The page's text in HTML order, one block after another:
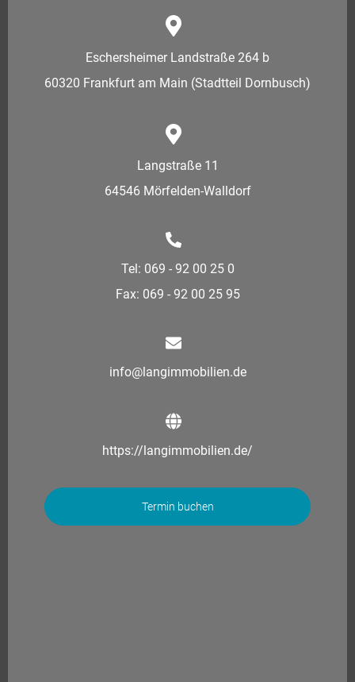
Eschersheimer Landstraße 264 b
60320 Frankfurt am Main (Stadtteil Dornbusch)
Langstraße 11
64546 Mörfelden-Walldorf
Tel: 069 - 92 00 25 0
Fax: 069 - 92 00 25 95
info@langimmobilien.de
https://langimmobilien.de/
Termin buchen